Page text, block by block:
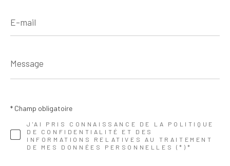
mail
*
J'AI PRIS CONNAISSANCE DE LA POLITIQUE
DE CONFIDENTIALITÉ ET DES
INFORMATIONS RELATIVES AU TRAITEMENT
DE MES DONNÉES PERSONNELLES (*)*
* Champ obligatoire